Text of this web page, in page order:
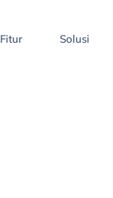
Fitur Solusi